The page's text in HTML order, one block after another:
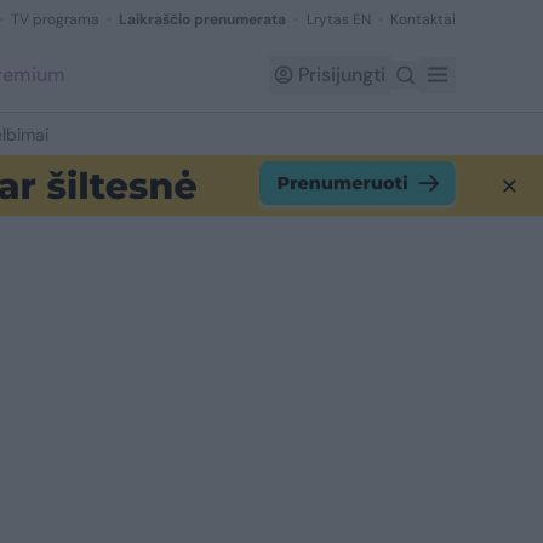
TV programa Laikraščio prenumerata Lrytas EN Kontaktai
Prisijungti